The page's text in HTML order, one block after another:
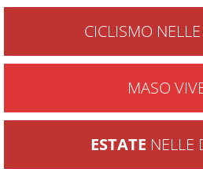
CICLISMO
MASO
ESTATE NELLE